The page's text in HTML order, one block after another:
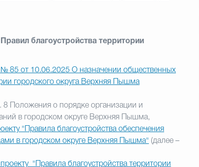
благоустройства территории
№ 85 от 10.06.2025 О назначении общественных
городского округа Верхняя Пышма
8 Положения о порядке организации и
в городском округе Верхняя Пышма,
"Правила благоустройства обеспечения
в городском округе Верхняя Пышма" (далее –
"Правила благоустройства территории